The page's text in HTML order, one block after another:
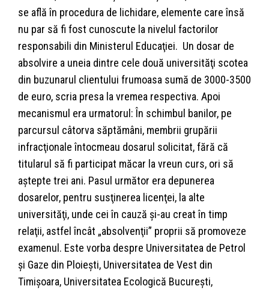
se află în procedura de lichidare, elemente care însă
nu par să fi fost cunoscute la nivelul factorilor
responsabili din Ministerul Educaţiei. Un dosar de
absolvire a uneia dintre cele două universităţi scotea
din buzunarul clientului frumoasa sumă de 3000-3500
de euro, scria presa la vremea respectiva. Apoi
mecanismul era urmatorul: În schimbul banilor, pe
parcursul câtorva săptămâni, membrii grupării
infracţionale întocmeau dosarul solicitat, fără că
titularul să fi participat măcar la vreun curs, ori să
aştepte trei ani. Pasul următor era depunerea
dosarelor, pentru susţinerea licenţei, la alte
universităţi, unde cei în cauză şi-au creat în timp
relaţii, astfel încât „absolvenţii” proprii să promoveze
examenul. Este vorba despre Universitatea de Petrol
şi Gaze din Ploieşti, Universitatea de Vest din
Timişoara, Universitatea Ecologică Bucureşti,